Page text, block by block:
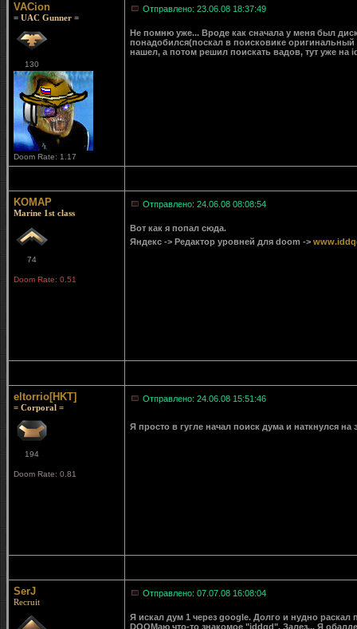
VACion
= UAC Gunner =
130
Doom Rate: 1.17
Отправлено: 23.06.08 18:37:49
Не помню уже... Вроде как сначала у меня был
понадобился(поскал в поисковике
нашел, а потом решил поискать вадов, тут уже на
KOMAP
Marine 1st class
74
Doom Rate: 0.51
Отправлено: 24.06.08 08:08:54
Вот как я попал сюда.
Яндекс -> Редактор уровней для doom ->
eltorrio[HKT]
= Corporal =
194
Doom Rate: 0.81
Отправлено: 24.06.08 15:51:46
Я просто в гугле начал поиск дума и наткнулся на
SerJ
Recruit
Отправлено: 07.07.08 16:08:04
Я искал дум 1 через google. Долго и нудно
DOOMаю что-то знакомое "iddqd". Залез... Я